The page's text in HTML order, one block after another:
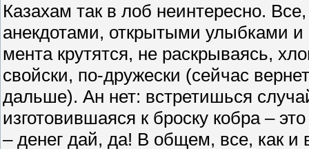
Казахам так в лоб неинтересно.
анекдотами, открытыми улыбками
мента крутятся, не раскрываясь,
свойски, по-дружески (сейчас
дальше). Ан нет: встретишься
изготовившаяся к броску кобра –
– денег дай, да! В общем, все, как и